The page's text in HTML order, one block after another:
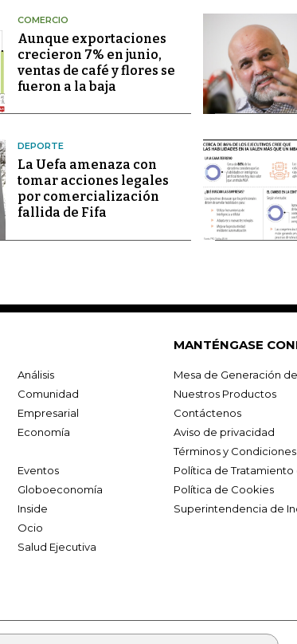
COMERCIO
Aunque exportaciones
crecieron 7% en junio,
ventas de café y flores se
fueron a la baja
DEPORTE
La Uefa amenaza con
tomar acciones legales
por comercialización
fallida de Fifa
Análisis
Comunidad
Empresarial
Economía
Eventos
Globoeconomía
Inside
Ocio
Salud Ejecutiva
MANTÉNGASE
Mesa de Generación
Nuestros Productos
Contáctenos
Aviso de privacidad
Términos y Condiciones
Política de
Política de Cookies
Superintendencia de